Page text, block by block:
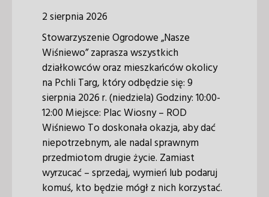
2 sierpnia 2026
Stowarzyszenie Ogrodowe „Nasze
Wiśniewo” zaprasza wszystkich
działkowców oraz mieszkańców okolicy
na Pchli Targ, który odbędzie się: 9
sierpnia 2026 r. (niedziela) Godziny: 10:00-
12:00 Miejsce: Plac Wiosny – ROD
Wiśniewo To doskonała okazja, aby dać
niepotrzebnym, ale nadal sprawnym
przedmiotom drugie życie. Zamiast
wyrzucać – sprzedaj, wymień lub podaruj
komuś, kto będzie mógł z nich korzystać.